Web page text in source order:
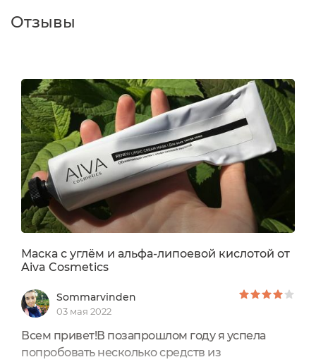
Отзывы
Маска с углём и альфа-липоевой кислотой от
Aiva Cosmetics
Sommarvinden
03 мая 2022
Всем привет!В позапрошлом году я успела
попробовать несколько средств из